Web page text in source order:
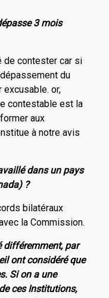
3 mois
de contester car si
du
excusable. or,
contestable est la
aux
à notre avis
dans un pays
?
bilatéraux
la Commission.
différemment, par
ont considéré que
Si on a une
ces Institutions,